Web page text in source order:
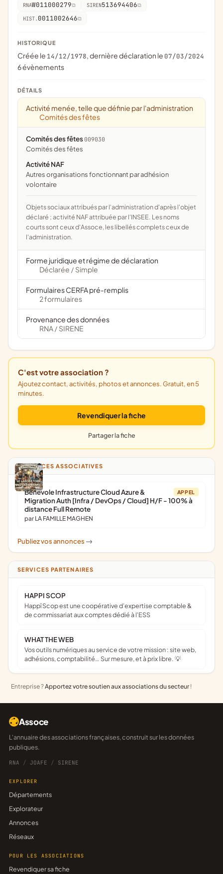
RNAW011000279 SIREN513694406
HIST. 0011002646
HISTORIQUE
Créée le 14/12/1978, dernière déclaration le 07/03/2024
6 évènements
DÉTAILS
Activité menée, telle que définie par l'administration
Comités des fêtes
Comités des fêtes 009030
comités des fêtes
Activité NAF
Autres organisations fonctionnant par adhésion
volontaire
Objets sociaux attribués par l'administration d'après l'objet
déclaré ; activité NAF attribuée par l'INSEE. Les noms
courts sont ceux d'Assoce, les libellés complets ceux de
l'administration.
Forme juridique et régime de déclaration
Déclarée / Simple
Formulaires CERFA pré-remplis
2 formulaires
Provenance des données
RNA / SIRENE
C'est votre association ?
Ajoutez contact, activités, photos et annonces. Gratuit, en 5
minutes.
Revendiquer la fiche
Partager la fiche
ANNONCES ASSOCIATIVES
APPEL
Bénévole Infrastructure Cloud Azure &
Migration Auth [Infra / DevOps / Cloud] H/F - 100% à
distance Full Remote
par LA FAMILLE MAGHEN
Publiez vos annonces ->
SERVICES PARTENAIRES
HAPPI SCOP
Happï Scop est une coopérative d’expertise comptable &
de commissariat aux comptes dédié à l'ESS
WHAT THE WEB
Vos outils numériques au service de votre mission : site web,
adhésions, comptabilité… Sur mesure, et à prix libre. 💡
Entreprise ?Apportez votre soutien aux associations du secteur !
Assoce
L'annuaire des associations françaises, construit sur les données
publiques.
RNA / JOAFE / SIRENE
EXPLORER
Départements
Explorateur
Annonces
Réseaux
POUR LES ASSOCIATIONS
Revendiquer sa fiche